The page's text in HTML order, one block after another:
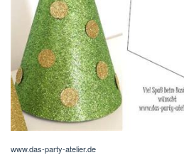
www.das-party-atelier.de